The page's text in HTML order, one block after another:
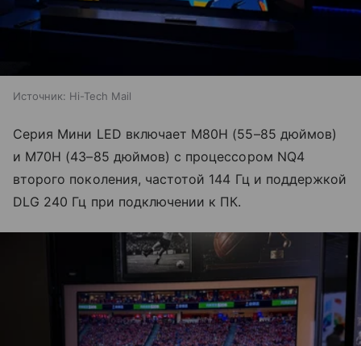
Источник: Hi-Tech Mail
Серия Мини LED включает M80H (55–85 дюймов)
и M70H (43–85 дюймов) с процессором NQ4
второго поколения, частотой 144 Гц и поддержкой
DLG 240 Гц при подключении к ПК.